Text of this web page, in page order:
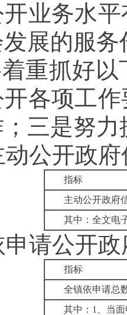
业务水
展的服
重抓好
各项工
三是努
动公开政
指标
主动公开政府
其中：全文电
申请公开
指标
全镇依申请总
其中： 1
、当